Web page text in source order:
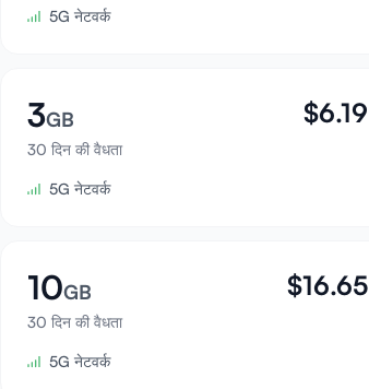
5G नेटवर्क
3GB
30 दिन की वैधता
$6.19
5G नेटवर्क
10GB
30 दिन की वैधता
$16.65
5G नेटवर्क